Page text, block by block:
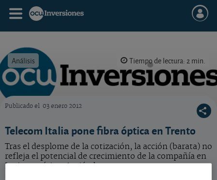
Análisis Tiempo de lectura: 2 min.
Publicado el 03 enero 2012
Telecom Italia pone fibra óptica en Trento
Tras el desplome de la cotización, la acción (barata) no
refleja el potencial de crecimiento de la compañía en
Latinoamérica. Acción barata.